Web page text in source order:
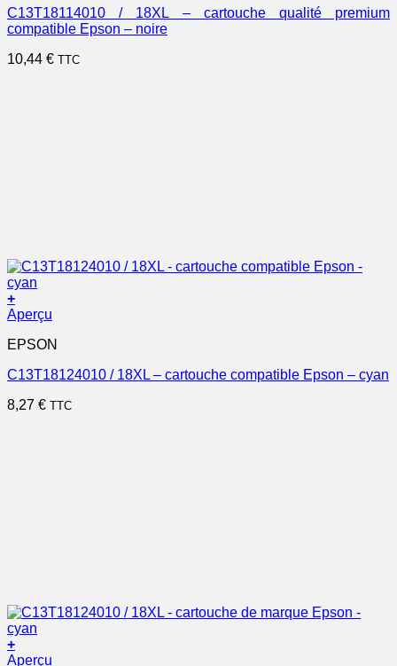
C13T18114010 / 18XL – cartouche qualité premium
compatible Epson – noire
10,44 € TTC
+
Aperçu
EPSON
C13T18124010 / 18XL – cartouche compatible Epson – cyan
8,27 € TTC
+
Aperçu